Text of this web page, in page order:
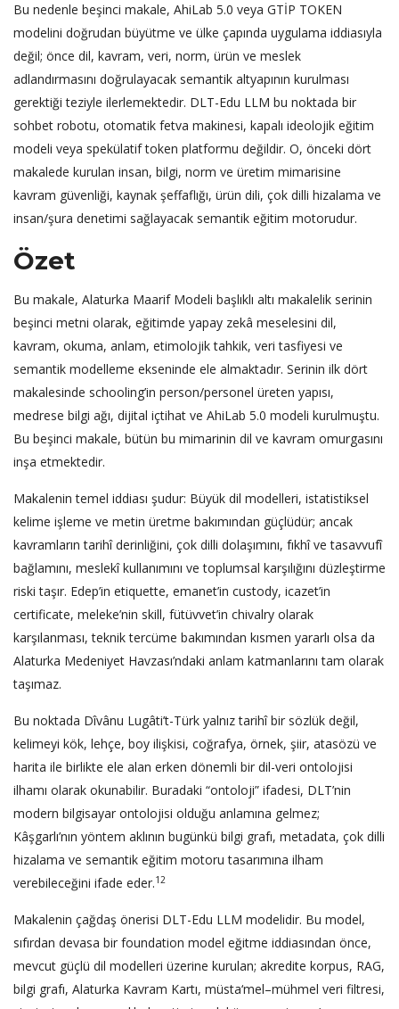
Bu nedenle beşinci makale, AhiLab 5.0 veya GTİP TOKEN
modelini doğrudan büyütme ve ülke çapında uygulama iddiasıyla
değil; önce dil, kavram, veri, norm, ürün ve meslek
adlandırmasını doğrulayacak semantik altyapının kurulması
gerektiği teziyle ilerlemektedir. DLT-Edu LLM bu noktada bir
sohbet robotu, otomatik fetva makinesi, kapalı ideolojik eğitim
modeli veya spekülatif token platformu değildir. O, önceki dört
makalede kurulan insan, bilgi, norm ve üretim mimarisine
kavram güvenliği, kaynak şeffaflığı, ürün dili, çok dilli hizalama ve
insan/şura denetimi sağlayacak semantik eğitim motorudur.
Özet
Bu makale, Alaturka Maarif Modeli başlıklı altı makalelik serinin
beşinci metni olarak, eğitimde yapay zekâ meselesini dil,
kavram, okuma, anlam, etimolojik tahkik, veri tasfiyesi ve
semantik modelleme ekseninde ele almaktadır. Serinin ilk dört
makalesinde schooling’in person/personel üreten yapısı,
medrese bilgi ağı, dijital içtihat ve AhiLab 5.0 modeli kurulmuştu.
Bu beşinci makale, bütün bu mimarinin dil ve kavram omurgasını
inşa etmektedir.
Makalenin temel iddiası şudur: Büyük dil modelleri, istatistiksel
kelime işleme ve metin üretme bakımından güçlüdür; ancak
kavramların tarihî derinliğini, çok dilli dolaşımını, fıkhî ve tasavvufî
bağlamını, meslekî kullanımını ve toplumsal karşılığını düzleştirme
riski taşır. Edep’in etiquette, emanet’in custody, icazet’in
certificate, meleke’nin skill, fütüvvet’in chivalry olarak
karşılanması, teknik tercüme bakımından kısmen yararlı olsa da
Alaturka Medeniyet Havzası’ndaki anlam katmanlarını tam olarak
taşımaz.
Bu noktada Dîvânu Lugâti’t-Türk yalnız tarihî bir sözlük değil,
kelimeyi kök, lehçe, boy ilişkisi, coğrafya, örnek, şiir, atasözü ve
harita ile birlikte ele alan erken dönemli bir dil-veri ontolojisi
ilhamı olarak okunabilir. Buradaki “ontoloji” ifadesi, DLT’nin
modern bilgisayar ontolojisi olduğu anlamına gelmez;
Kâşgarlı’nın yöntem aklının bugünkü bilgi grafı, metadata, çok dilli
hizalama ve semantik eğitim motoru tasarımına ilham
verebileceğini ifade eder.12
Makalenin çağdaş önerisi DLT-Edu LLM modelidir. Bu model,
sıfırdan devasa bir foundation model eğitme iddiasından önce,
mevcut güçlü dil modelleri üzerine kurulan; akredite korpus, RAG,
bilgi grafı, Alaturka Kavram Kartı, müsta‘mel–mühmel veri filtresi,